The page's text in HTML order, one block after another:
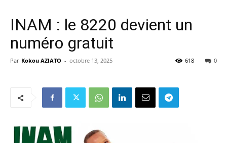
INAM : le 8220 devient un
numéro gratuit
Par Kokou AZIATO - octobre 13, 2025 0
618